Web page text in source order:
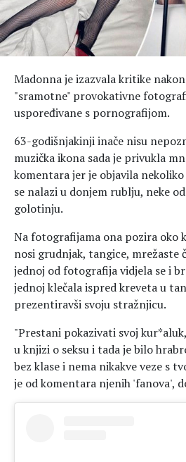
Madonna je izazvala kritike
"sramotne" provokativne
uspoređivane s pornografijom.
63-godišnjakinji inače nisu
muzička ikona sada je privukla
komentara jer je objavila
se nalazi u donjem rublju, neke
golotinju.
Na fotografijama ona pozira oko
nosi grudnjak, tangice, mrežaste
jednoj od fotografija vidjela se i
jednoj klečala ispred kreveta u
prezentiravši svoju stražnjicu.
"Prestani pokazivati svoj
u knjizi o seksu i tada je bilo
bez klase i nema nikakve veze s
je od komentara njenih 'fanova',